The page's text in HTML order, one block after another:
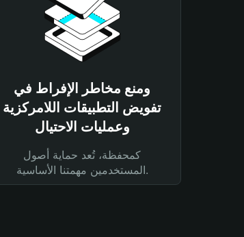
ومنع مخاطر الإفراط في
تفويض التطبيقات اللامركزية
وعمليات الاحتيال
كمحفظة، تُعد حماية أصول
المستخدمين مهمتنا الأساسية.